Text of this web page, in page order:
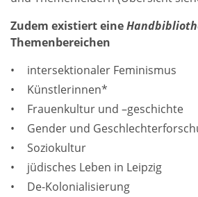
Zudem existiert eine
Themenbereichen
intersektionaler Feminismus
Künstlerinnen*
Frauenkultur und –geschichte
Gender und
Soziokultur
jüdisches Leben in Leipzig
De-Kolonialisierung